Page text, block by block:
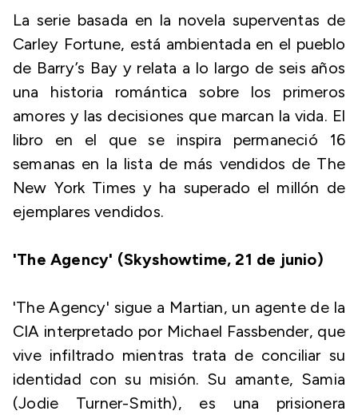
La serie basada en la novela superventas de
Carley Fortune, está ambientada en el pueblo
de Barry’s Bay y relata a lo largo de seis años
una historia romántica sobre los primeros
amores y las decisiones que marcan la vida. El
libro en el que se inspira permaneció 16
semanas en la lista de más vendidos de The
New York Times y ha superado el millón de
ejemplares vendidos.
'The Agency' (Skyshowtime, 21 de junio)
'The Agency' sigue a Martian, un agente de la
CIA interpretado por Michael Fassbender, que
vive infiltrado mientras trata de conciliar su
identidad con su misión. Su amante, Samia
(Jodie Turner-Smith), es una prisionera